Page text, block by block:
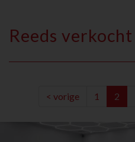
Reeds verkocht
< vorige 1 2